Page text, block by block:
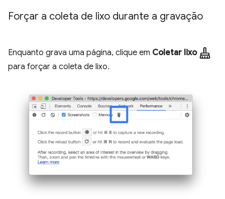
Forçar a coleta de lixo durante a gravação
Enquanto grava uma página, clique em Coletar lixo mop
para forçar a coleta de lixo.